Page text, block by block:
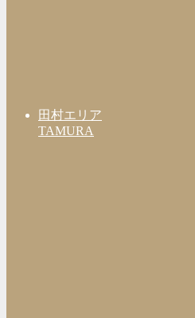
田村エリア
TAMURA